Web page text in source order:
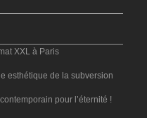
XXL à Paris
esthétique de la subversion
pour l’éternité !